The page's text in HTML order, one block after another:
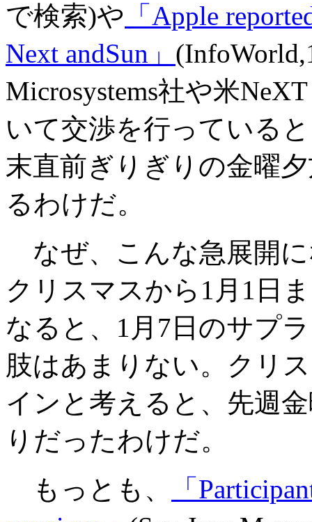
で検索)や 「Apple
Next andSun」
Microsystems社や米
いて交渉を行っている
末直前ぎりぎりの金曜
るわけだ。
なぜ、こんな急展開
クリスマスから1月1日
なると、1月7日のサプ
肢はあまりない。クリ
インと考えると、先週
りだったわけだ。
もっとも、
「